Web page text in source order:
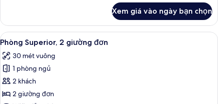
Phòng
Superior,
1
giường
cỡ
king
Xem giá vào ngày bạn chọn
Xem
tất
cả
ảnh
Phòng
Superior,
Phòng Superior, 2 giường đơn | Bộ
9
Phòng Superior, 2 giường đơn
30 mét vuông
1 phòng ngủ
2 khách
2 giường đơn